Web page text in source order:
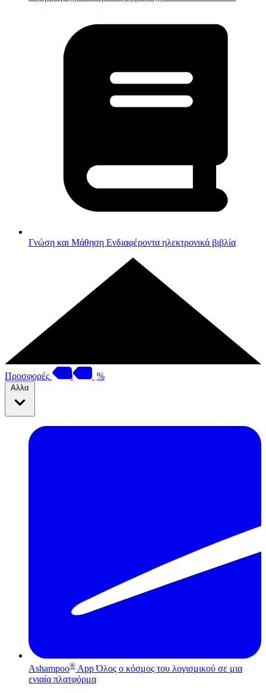
Γνώση και Μάθηση Ενδιαφέροντα ηλεκτρονικά βιβλία
Προσφορές %
Αλλα
Ashampoo® App Όλος ο κόσμος του λογισμικού σε μια
ενιαία πλατφόρμα